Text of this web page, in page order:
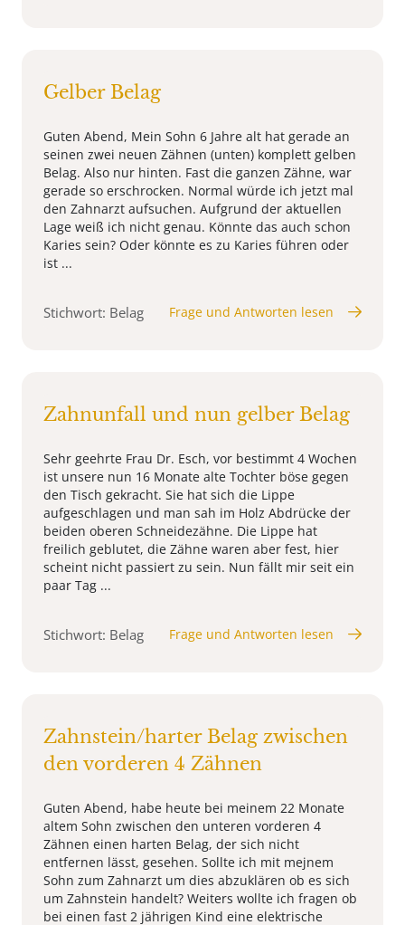
Gelber Belag
Guten Abend, Mein Sohn 6 Jahre alt hat gerade an
seinen zwei neuen Zähnen (unten) komplett gelben
Belag. Also nur hinten. Fast die ganzen Zähne, war
gerade so erschrocken. Normal würde ich jetzt mal
den Zahnarzt aufsuchen. Aufgrund der aktuellen
Lage weiß ich nicht genau. Könnte das auch schon
Karies sein? Oder könnte es zu Karies führen oder
ist ...
Stichwort: Belag Frage und Antworten lesen
Zahnunfall und nun gelber Belag
Sehr geehrte Frau Dr. Esch, vor bestimmt 4 Wochen
ist unsere nun 16 Monate alte Tochter böse gegen
den Tisch gekracht. Sie hat sich die Lippe
aufgeschlagen und man sah im Holz Abdrücke der
beiden oberen Schneidezähne. Die Lippe hat
freilich geblutet, die Zähne waren aber fest, hier
scheint nicht passiert zu sein. Nun fällt mir seit ein
paar Tag ...
Stichwort: Belag Frage und Antworten lesen
Zahnstein/harter Belag zwischen
den vorderen 4 Zähnen
Guten Abend, habe heute bei meinem 22 Monate
altem Sohn zwischen den unteren vorderen 4
Zähnen einen harten Belag, der sich nicht
entfernen lässt, gesehen. Sollte ich mit mejnem
Sohn zum Zahnarzt um dies abzuklären ob es sich
um Zahnstein handelt? Weiters wollte ich fragen ob
bei einen fast 2 jährigen Kind eine elektrische